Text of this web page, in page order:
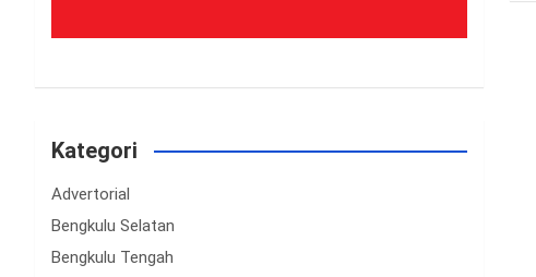
Kategori
Advertorial
Bengkulu Selatan
Bengkulu Tengah